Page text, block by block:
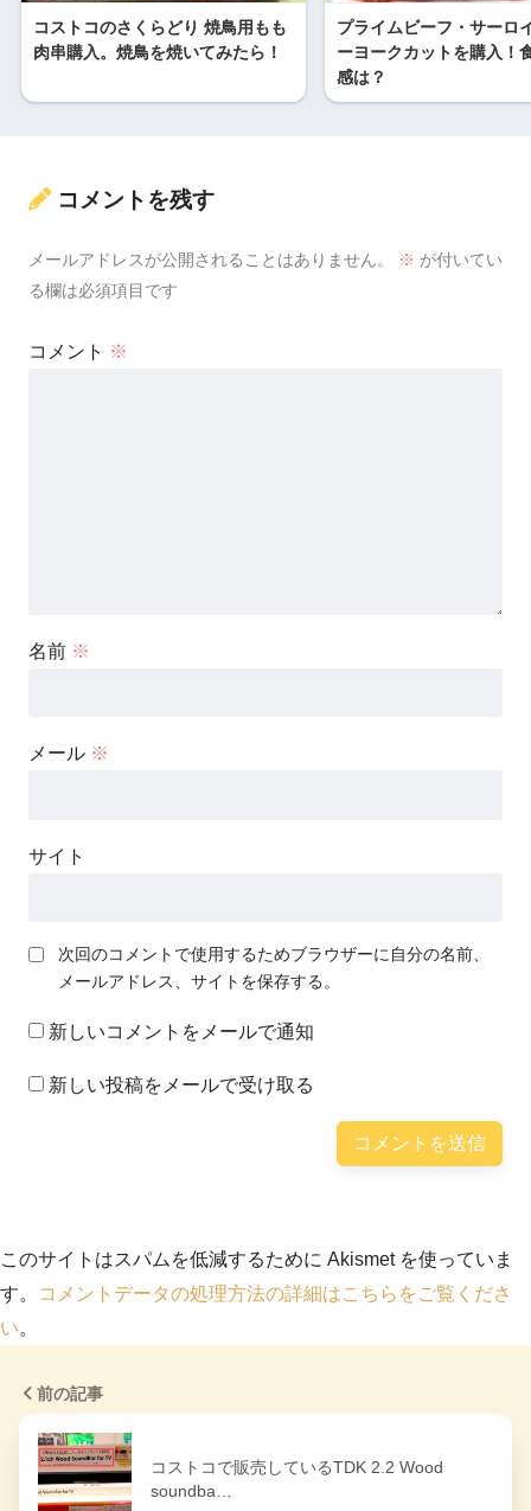
コストコのさくらどり 焼鳥用もも
肉串購入。焼鳥を焼いてみたら！
プライムビーフ・サーロ
ーヨークカットを購入！
感は？
コメントを残す
メールアドレスが公開されることはありません。 ※ が付いてい
る欄は必須項目です
コメント ※
名前 ※
メール ※
サイト
次回のコメントで使用するためブラウザーに自分の名前、
メールアドレス、サイトを保存する。
新しいコメントをメールで通知
新しい投稿をメールで受け取る
このサイトはスパムを低減するために Akismet を使っていま
す。
コメントデータの処理方法の詳細はこちらをご覧くださ
い。
前の記事
コストコで販売しているTDK 2.2 Wood
soundba…